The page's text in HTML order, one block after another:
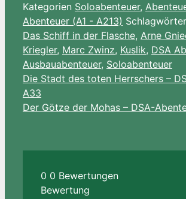
Wish
List
Teilen
Kategorien Soloabenteuer,
Abenteuer (A1 - A213) Schlagwörter
Das Schiff in der Flasche, Arne
Kriegler, Marc Zwinz, Kuslik, DSA
Ausbauabenteuer, Soloabenteuer
Die Stadt des toten Herrschers –
A33
Der Götze der Mohas – DSA-
0 0 Bewertungen
Bewertung